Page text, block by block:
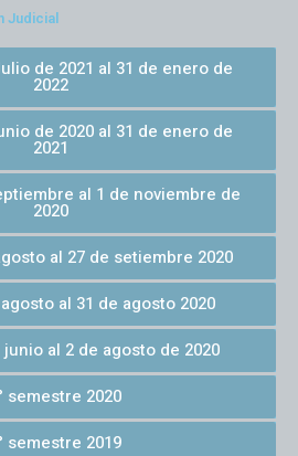
Judicial
de 2021 al 31 de enero de
2022
de 2020 al 31 de enero de
2021
al 1 de noviembre de
2020
al 27 de setiembre 2020
al 31 de agosto 2020
al 2 de agosto de 2020
semestre 2020
semestre 2019